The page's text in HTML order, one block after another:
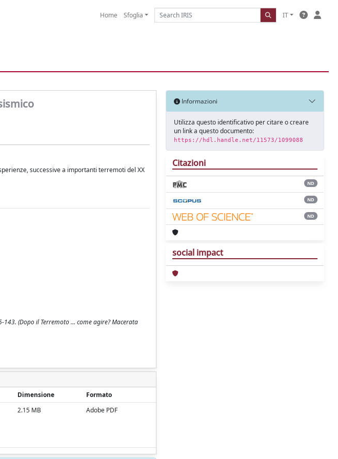
Home Sfoglia IT
successive a importanti terremoti del XX
143. (Dopo il Terremoto ... come agire? Macerata
Dimensione
Formato
2.15 MB Adobe PDF
Informazioni
Utilizza questo identificativo per citare o creare
un link a questo documento:
https://hdl.handle.net/11573/1099088
Citazioni
ND
ND
ND
social impact